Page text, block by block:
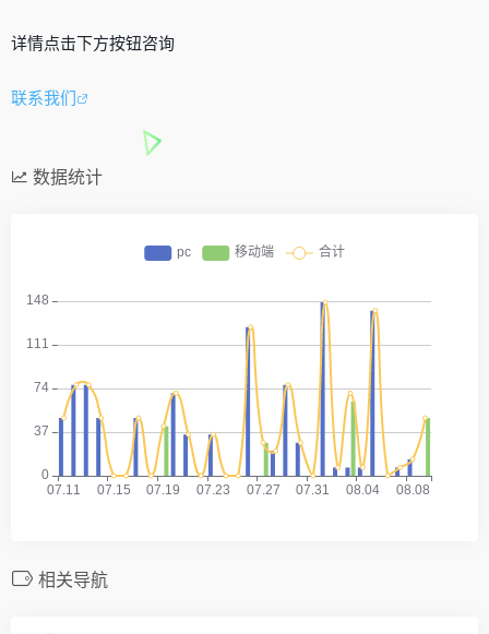
详情点击下方按钮咨询
联系我们
数据统计
相关导航